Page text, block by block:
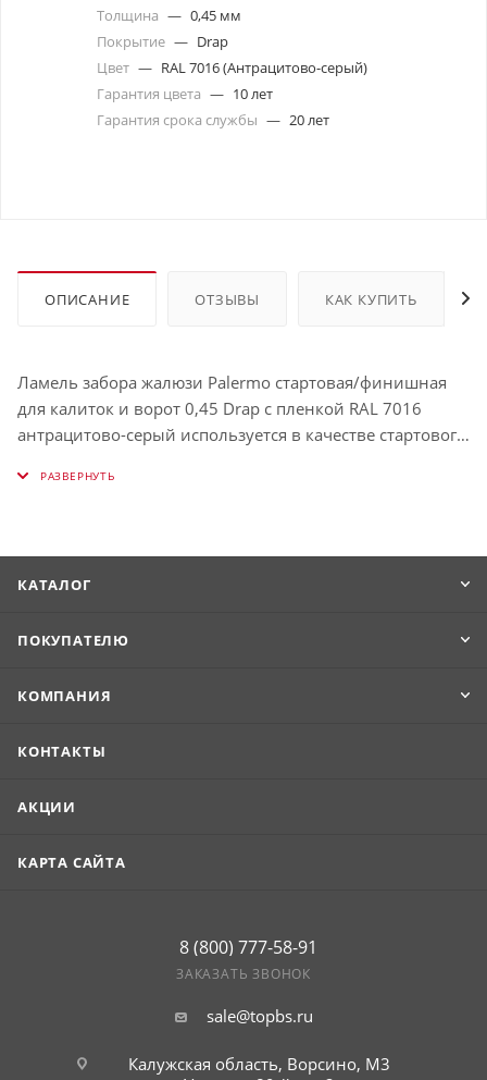
Толщина — 0,45 мм
Покрытие — Drap
Цвет — RAL 7016 (Антрацитово-серый)
Гарантия цвета — 10 лет
Гарантия срока службы — 20 лет
ОПИСАНИЕ ОТЗЫВЫ КАК КУПИТЬ
Ламель забора жалюзи Palermo стартовая/финишная
для калиток и ворот 0,45 Drap с пленкой RAL 7016
антрацитово-серый используется в качестве стартового
сайдинга, а после – для скрытия и фиксации
КАТАЛОГ
ПОКУПАТЕЛЮ
КОМПАНИЯ
КОНТАКТЫ
АКЦИИ
КАРТА САЙТА
8 (800) 777-58-91
ЗАКАЗАТЬ ЗВОНОК
sale@topbs.ru
Калужская область, Ворсино, М3